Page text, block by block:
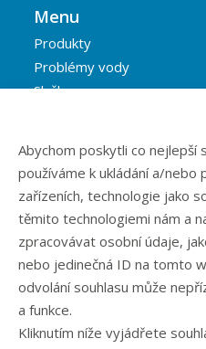
Abychom poskytli co nejlepší
používáme k ukládání a/nebo
zařízeních, technologie jako
těmito technologiemi nám a
zpracovávat osobní údaje,
nebo jedinečná ID na tomto
odvolání souhlasu může
a funkce.
Kliknutím níže vyjádřete
Menu
Produkty
Problémy vody
Služby
Eshop
Rubriky článků
Články
Podcast
Případové studie